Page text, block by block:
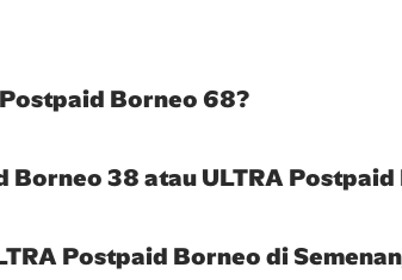
Borneo 68?
Borneo 38 atau ULTRA
Postpaid Borneo di